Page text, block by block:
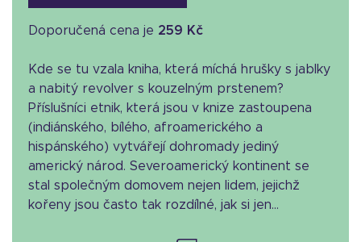
Doporučená cena je 259 Kč
Kde se tu vzala kniha, která míchá hrušky s jablky
a nabitý revolver s kouzelným prstenem?
Příslušníci etnik, která jsou v knize zastoupena
(indiánského, bílého, afroamerického a
hispánského) vytvářejí dohromady jediný
americký národ. Severoamerický kontinent se
stal společným domovem nejen lidem, jejichž
kořeny jsou často tak rozdílné, jak si jen...